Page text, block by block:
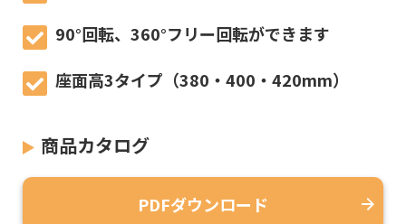
90°回転、360°フリー回転ができます
座面高3タイプ（380・400・420mm）
商品カタログ
PDFダウンロード